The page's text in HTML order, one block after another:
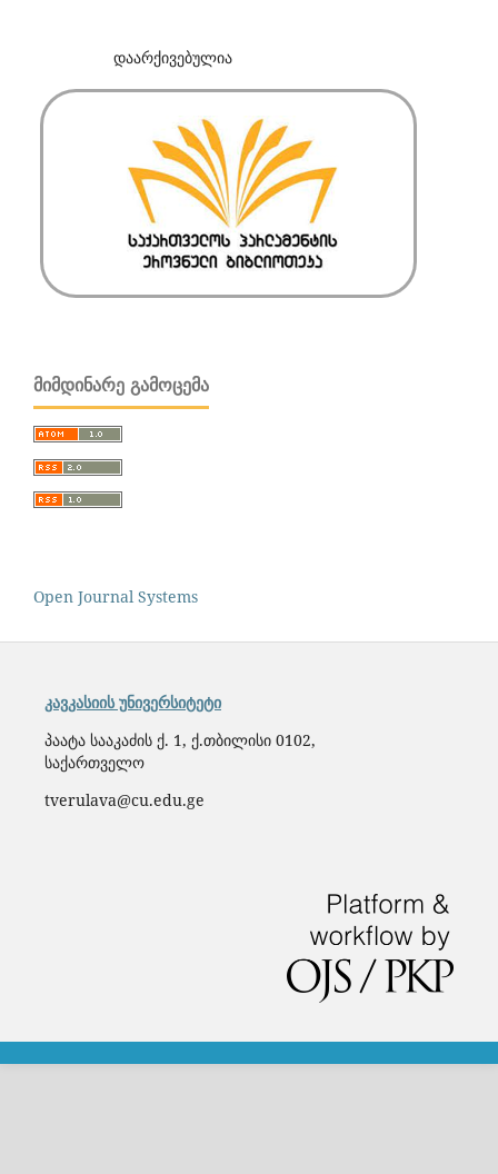
დაარქივებულია
ᲛᲘᲛᲓᲘᲜᲐᲠᲔ ᲒᲐᲛᲝᲪᲔᲛᲐ
Open Journal Systems
კავკასიის უნივერსიტეტი
პაატა სააკაძის ქ. 1, ქ.თბილისი 0102,
საქართველო
tverulava@cu.edu.ge